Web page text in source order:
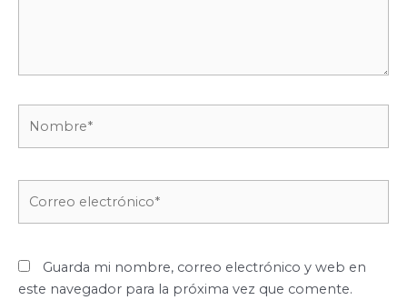
Guarda mi nombre, correo electrónico y web en
este navegador para la próxima vez que comente.